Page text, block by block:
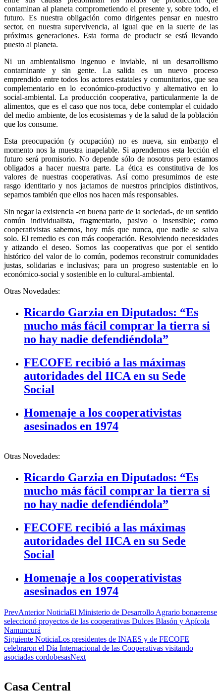
contaminan al planeta comprometiendo el presente y, sobre todo, el
futuro. Es nuestra obligación como dirigentes pensar en nuestro
sector, en nuestra supervivencia, al igual que en la suerte de las
próximas generaciones. Esta forma de producir se está llevando
puesto al planeta.
Ni un ambientalismo ingenuo e inviable, ni un desarrollismo
contaminante y sin gente. La salida es un nuevo proceso
emprendido entre todos los actores estatales y comunitarios, que sea
complementario en lo económico-productivo y alternativo en lo
social-ambiental. La producción cooperativa, particularmente la de
alimentos, que es el caso que nos toca, debe contemplar el cuidado
del medio ambiente, de los ecosistemas y de la salud de la población
que los consume.
Esta preocupación (y ocupación) no es nueva, sin embargo el
momento nos la muestra inapelable. Si aprendemos esta lección el
futuro será promisorio. No depende sólo de nosotros pero estamos
obligados a hacer nuestra parte. La ética es constitutiva de los
valores de nuestras cooperativas. Así como presumimos de este
rasgo identitario y nos jactamos de nuestros principios distintivos,
sepamos también que ellos nos hacen más responsables.
Sin negar la existencia -en buena parte de la sociedad-, de un sentido
común individualista, fragmentario, pasivo o insensible; como
cooperativistas sabemos, hoy más que nunca, que nadie se salva
solo. El remedio es con más cooperación. Resolviendo necesidades
y atizando el deseo. Somos las cooperativas que por el sentido
histórico del valor de lo común, podemos reconstruir comunidades
justas, solidarias e inclusivas; para un progreso sustentable en lo
económico-social y sostenible en lo cultural-ambiental.
Otras Novedades:
Ricardo Garzia en Diputados: “Es
mucho más fácil comprar la tierra si
no hay nadie defendiéndola”
FECOFE recibió a las máximas
autoridades del IICA en su Sede
Social
Homenaje a los cooperativistas
asesinados en 1974
Otras Novedades:
Ricardo Garzia en Diputados: “Es
mucho más fácil comprar la tierra si
no hay nadie defendiéndola”
FECOFE recibió a las máximas
autoridades del IICA en su Sede
Social
Homenaje a los cooperativistas
asesinados en 1974
PrevAnterior NoticiaEl Ministerio de Desarrollo Agrario bonaerense
seleccionó proyectos de las cooperativas Dulces Blasón y Apícola
Namuncurá
Siguiente NoticiaLos presidentes de INAES y de FECOFE
celebraron el Día Internacional de las Cooperativas visitando
asociadas cordobesasNext
Casa Central